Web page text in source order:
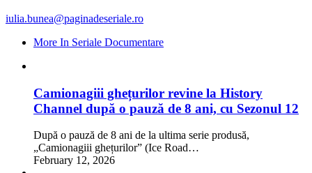
iulia.bunea@paginadeseriale.ro
More In Seriale Documentare
Camionagiii ghețurilor revine la History
Channel după o pauză de 8 ani, cu Sezonul 12
După o pauză de 8 ani de la ultima serie produsă,
„Camionagiii ghețurilor” (Ice Road…
February 12, 2026